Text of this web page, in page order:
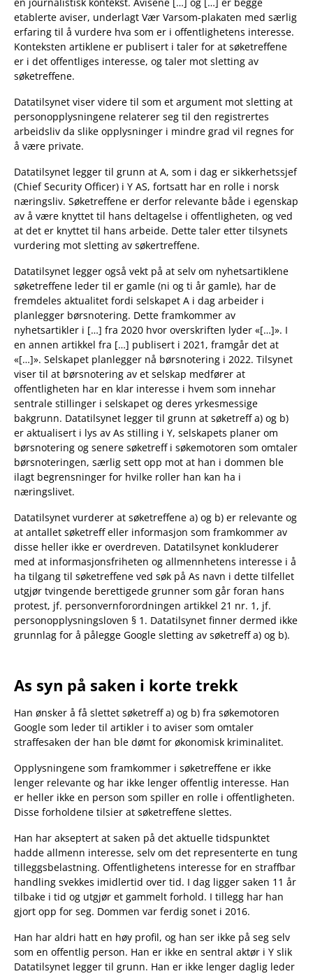
en journalistisk kontekst. Avisene […] og […] er begge
etablerte aviser, underlagt Vær Varsom-plakaten med særlig
erfaring til å vurdere hva som er i offentlighetens interesse.
Konteksten artiklene er publisert i taler for at søketreffene
er i det offentliges interesse, og taler mot sletting av
søketreffene.
Datatilsynet viser videre til som et argument mot sletting at
personopplysningene relaterer seg til den registrertes
arbeidsliv da slike opplysninger i mindre grad vil regnes for
å være private.
Datatilsynet legger til grunn at A, som i dag er sikkerhetssjef
(Chief Security Officer) i Y AS, fortsatt har en rolle i norsk
næringsliv. Søketreffene er derfor relevante både i egenskap
av å være knyttet til hans deltagelse i offentligheten, og ved
at det er knyttet til hans arbeide. Dette taler etter tilsynets
vurdering mot sletting av søkertreffene.
Datatilsynet legger også vekt på at selv om nyhetsartiklene
søketreffene leder til er gamle (ni og ti år gamle), har de
fremdeles aktualitet fordi selskapet A i dag arbeider i
planlegger børsnotering. Dette framkommer av
nyhetsartikler i […] fra 2020 hvor overskriften lyder «[…]». I
en annen artikkel fra […] publisert i 2021, framgår det at
«[…]». Selskapet planlegger nå børsnotering i 2022. Tilsynet
viser til at børsnotering av et selskap medfører at
offentligheten har en klar interesse i hvem som innehar
sentrale stillinger i selskapet og deres yrkesmessige
bakgrunn. Datatilsynet legger til grunn at søketreff a) og b)
er aktualisert i lys av As stilling i Y, selskapets planer om
børsnotering og senere søketreff i søkemotoren som omtaler
børsnoteringen, særlig sett opp mot at han i dommen ble
ilagt begrensninger for hvilke roller han kan ha i
næringslivet.
Datatilsynet vurderer at søketreffene a) og b) er relevante og
at antallet søketreff eller informasjon som framkommer av
disse heller ikke er overdreven. Datatilsynet konkluderer
med at informasjonsfriheten og allmennhetens interesse i å
ha tilgang til søketreffene ved søk på As navn i dette tilfellet
utgjør tvingende berettigede grunner som går foran hans
protest, jf. personvernforordningen artikkel 21 nr. 1, jf.
personopplysningsloven § 1. Datatilsynet finner dermed ikke
grunnlag for å pålegge Google sletting av søketreff a) og b).
As syn på saken i korte trekk
Han ønsker å få slettet søketreff a) og b) fra søkemotoren
Google som leder til artikler i to aviser som omtaler
straffesaken der han ble dømt for økonomisk kriminalitet.
Opplysningene som framkommer i søketreffene er ikke
lenger relevante og har ikke lenger offentlig interesse. Han
er heller ikke en person som spiller en rolle i offentligheten.
Disse forholdene tilsier at søketreffene slettes.
Han har akseptert at saken på det aktuelle tidspunktet
hadde allmenn interesse, selv om det representerte en tung
tilleggsbelastning. Offentlighetens interesse for en straffbar
handling svekkes imidlertid over tid. I dag ligger saken 11 år
tilbake i tid og utgjør et gammelt forhold. I tillegg har han
gjort opp for seg. Dommen var ferdig sonet i 2016.
Han har aldri hatt en høy profil, og han ser ikke på seg selv
som en offentlig person. Han er ikke en sentral aktør i Y slik
Datatilsynet legger til grunn. Han er ikke lenger daglig leder